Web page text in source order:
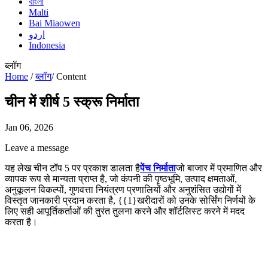
Malti
Bai Miaowen
اردو
Indonesia
ब्लॉग
Home /ब्लॉग/Content
चीन में शीर्ष 5 स्क्रू निर्माता
Jan 06, 2026
Leave a message
यह लेख चीन टॉप 5 पर प्रकाश डालता हैपेंच निर्माताजो बाजार में प्रमाणित और
व्यापक रूप से मान्यता प्राप्त है, जो कंपनी की पृष्ठभूमि, उत्पाद क्षमताओं,
अनुकूलन विकल्पों, गुणवत्ता नियंत्रण प्रणालियों और अनुशंसित उद्योगों में
विस्तृत जानकारी प्रदान करता है, {{1}खरीदारों को उनके सोर्सिंग निर्णयों के
लिए सही आपूर्तिकर्ताओं की तुरंत तुलना करने और शॉर्टलिस्ट करने में मदद
करता है।